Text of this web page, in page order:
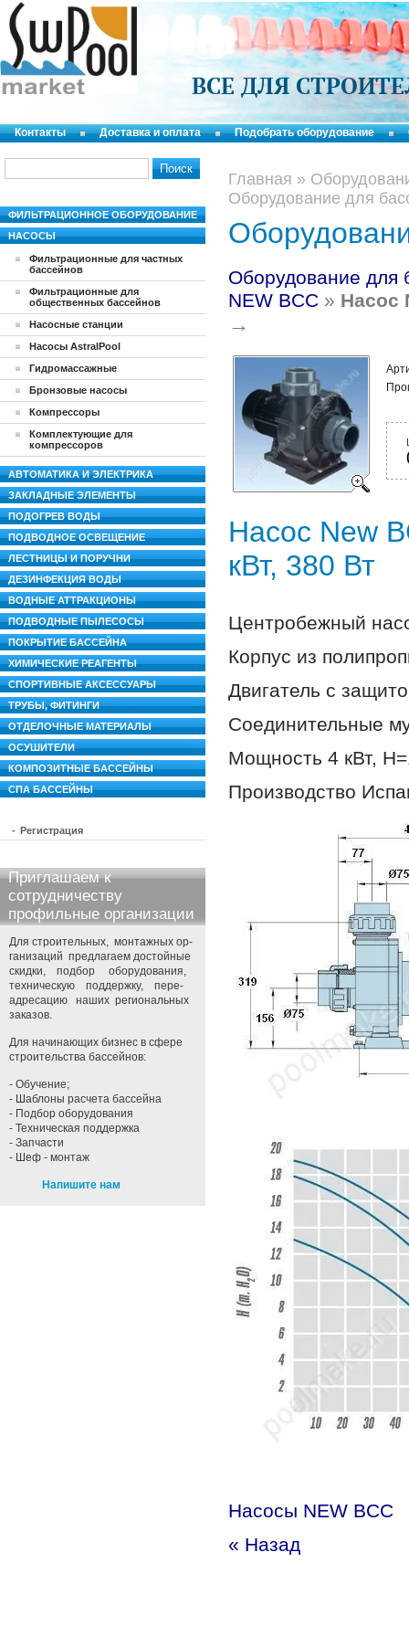
ВСЕ ДЛЯ
Контакты Доставка и оплата Подобрать оборудование
Главная »
Оборудование для
Оборудование для
NEW BCC » Насос
→
Насос New
кВт, 380 Вт
Центробежный
Корпус из
Двигатель с
Соединительные
Мощность 4 кВт,
Производство
Насосы NEW BCC
« Назад
ФИЛЬТРАЦИОННОЕ ОБОРУДОВАНИЕ
НАСОСЫ
Фильтрационные для частных
бассейнов
Фильтрационные для
общественных бассейнов
Насосные станции
Насосы AstralPool
Гидромассажные
Бронзовые насосы
Компрессоры
Комплектующие для
компрессоров
АВТОМАТИКА И ЭЛЕКТРИКА
ЗАКЛАДНЫЕ ЭЛЕМЕНТЫ
ПОДОГРЕВ ВОДЫ
ПОДВОДНОЕ ОСВЕЩЕНИЕ
ЛЕСТНИЦЫ И ПОРУЧНИ
ДЕЗИНФЕКЦИЯ ВОДЫ
ВОДНЫЕ АТТРАКЦИОНЫ
ПОДВОДНЫЕ ПЫЛЕСОСЫ
ПОКРЫТИЕ БАССЕЙНА
ХИМИЧЕСКИЕ РЕАГЕНТЫ
СПОРТИВНЫЕ АКСЕССУАРЫ
ТРУБЫ, ФИТИНГИ
ОТДЕЛОЧНЫЕ МАТЕРИАЛЫ
ОСУШИТЕЛИ
КОМПОЗИТНЫЕ БАССЕЙНЫ
СПА БАССЕЙНЫ
- Регистрация
Приглашаем к
сотрудничеству
профильные организации
Для строительных, монтажных ор-
ганизаций предлагаем достойные
скидки, подбор оборудования,
техническую поддержку, пере-
адресацию наших региональных
заказов.
Для начинающих бизнес в сфере
строительства бассейнов:
- Обучение;
- Шаблоны расчета бассейна
- Подбор оборудования
- Техническая поддержка
- Запчасти
- Шеф - монтаж
Напишите нам